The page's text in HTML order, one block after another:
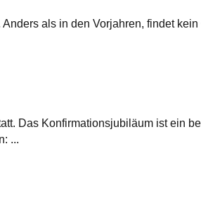
als in den Vorjahren, findet
Das Konfirmationsjubiläum ist ein
...